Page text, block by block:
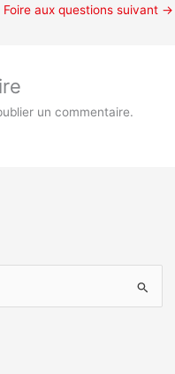
Foire aux questions suivant →
un commentaire.